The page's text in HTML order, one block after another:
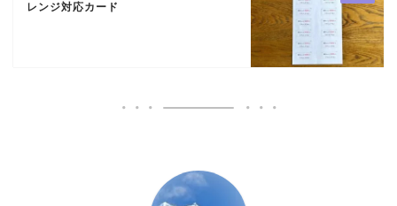
レンジ対応カード